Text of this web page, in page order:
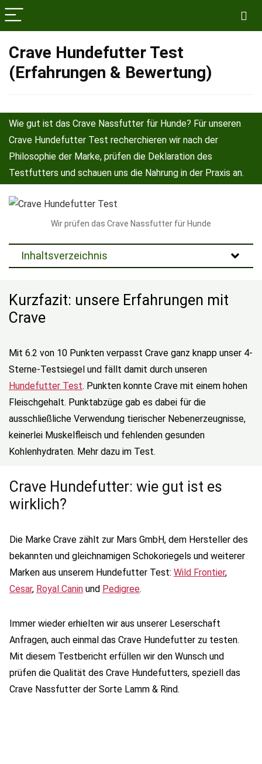
Crave Hundefutter Test
(Erfahrungen & Bewertung)
Wie gut ist das Crave Nassfutter für Hunde? Für unseren
Crave Hundefutter Test recherchieren wir nach der
Philosophie der Marke, prüfen die Deklaration des
Testfutters und schauen uns die Nahrung in der Praxis an.
Wir prüfen das Crave Nassfutter für Hunde
Inhaltsverzeichnis
Kurzfazit: unsere Erfahrungen mit
Crave
Mit 6.2 von 10 Punkten verpasst Crave ganz knapp unser 4-
Sterne-Testsiegel und fällt damit durch unseren
Hundefutter Test. Punkten konnte Crave mit einem hohen
Fleischgehalt. Punktabzüge gab es dabei für die
ausschließliche Verwendung tierischer Nebenerzeugnisse,
keinerlei Muskelfleisch und fehlenden gesunden
Kohlenhydraten. Mehr dazu im Test.
Crave Hundefutter: wie gut ist es
wirklich?
Die Marke Crave zählt zur Mars GmbH, dem Hersteller des
bekannten und gleichnamigen Schokoriegels und weiterer
Marken aus unserem Hundefutter Test: Wild Frontier,
Cesar, Royal Canin und Pedigree.
Immer wieder erhielten wir aus unserer Leserschaft
Anfragen, auch einmal das Crave Hundefutter zu testen.
Mit diesem Testbericht erfüllen wir den Wunsch und
prüfen die Qualität des Crave Hundefutters, speziell das
Crave Nassfutter der Sorte Lamm & Rind.